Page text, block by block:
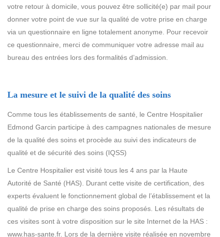
votre retour à domicile, vous pouvez être sollicité(e) par mail pour
donner votre point de vue sur la qualité de votre prise en charge
via un questionnaire en ligne totalement anonyme. Pour recevoir
ce questionnaire, merci de communiquer votre adresse mail au
bureau des entrées lors des formalités d’admission.
La mesure et le suivi de la qualité des soins
Comme tous les établissements de santé, le Centre Hospitalier
Edmond Garcin participe à des campagnes nationales de mesure
de la qualité des soins et procède au suivi des indicateurs de
qualité et de sécurité des soins (IQSS)
Le Centre Hospitalier est visité tous les 4 ans par la Haute
Autorité de Santé (HAS). Durant cette visite de certification, des
experts évaluent le fonctionnement global de l’établissement et la
qualité de prise en charge des soins proposés. Les résultats de
ces visites sont à votre disposition sur le site Internet de la HAS :
www.has-sante.fr. Lors de la dernière visite réalisée en novembre